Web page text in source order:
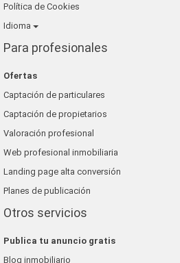
Política de Cookies
Idioma
Para profesionales
Ofertas
Captación de particulares
Captación de propietarios
Valoración profesional
Web profesional inmobiliaria
Landing page alta conversión
Planes de publicación
Otros servicios
Publica tu anuncio gratis
Blog inmobiliario